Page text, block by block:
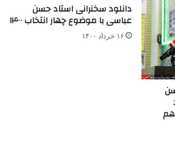
دانلود سخنرانی استاد حسن
عباسی با موضوع چهار انتخاب ۱۴۰۰
۱۶ خرداد ۱۴۰۰